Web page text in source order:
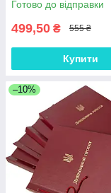
(20мм) (уп.5шт)
Готово до відправки
499,50 ₴ 555 ₴
Купити
–10%